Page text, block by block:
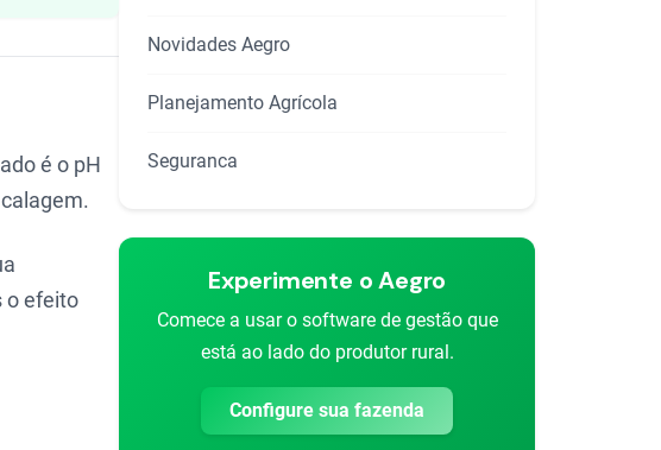
é o pH
o efeito
Novidades Aegro
Planejamento Agrícola
Seguranca
Experimente o Aegro
Comece a usar o software de gestão que
está ao lado do produtor rural.
Configure sua fazenda